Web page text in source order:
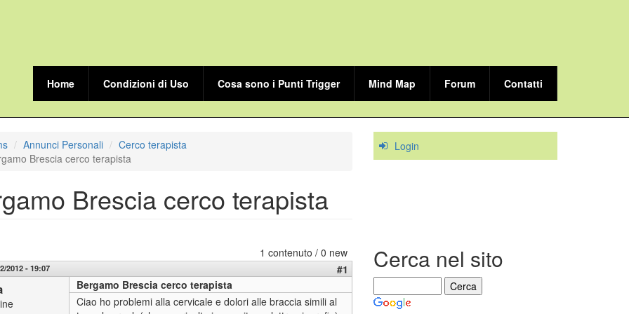
Home Condizioni di Uso Cosa sono i Punti Trigger Mind Map Forum Contatti
Annunci Personali
Cerco terapista
Brescia cerco terapista
Brescia cerco terapista
1 contenuto / 0 new
2012 - 19:07 #1
Bergamo Brescia cerco terapista
Ciao ho problemi alla cervicale e dolori alle braccia simili al
Login
Cerca nel sito